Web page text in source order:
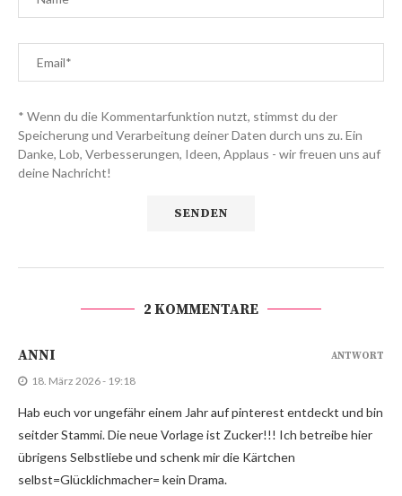
* Wenn du die Kommentarfunktion nutzt, stimmst du der
Speicherung und Verarbeitung deiner Daten durch uns zu. Ein
Danke, Lob, Verbesserungen, Ideen, Applaus - wir freuen uns auf
deine Nachricht!
2 KOMMENTARE
ANNI
18. März 2026 - 19:18
Hab euch vor ungefähr einem Jahr auf pinterest entdeckt und bin
seitder Stammi. Die neue Vorlage ist Zucker!!! Ich betreibe hier
übrigens Selbstliebe und schenk mir die Kärtchen
selbst=Glücklichmacher= kein Drama.
ANTWORT